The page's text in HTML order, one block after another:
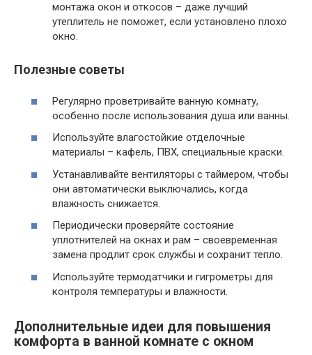
монтажа окон и откосов – даже лучший
утеплитель не поможет, если установлено плохо
окно.
Полезные советы
Регулярно проветривайте ванную комнату,
особенно после использования душа или ванны.
Используйте влагостойкие отделочные
материалы – кафель, ПВХ, специальные краски.
Устанавливайте вентиляторы с таймером, чтобы
они автоматически выключались, когда
влажность снижается.
Периодически проверяйте состояние
уплотнителей на окнах и рам – своевременная
замена продлит срок службы и сохранит тепло.
Используйте термодатчики и гигрометры для
контроля температуры и влажности.
Дополнительные идеи для повышения
комфорта в ванной комнате с окном